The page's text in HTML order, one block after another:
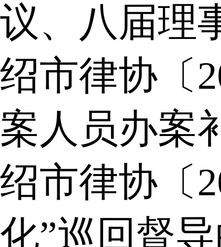
议、八届理
绍市律协〔
案人员办案
绍市律协〔
化”巡回督